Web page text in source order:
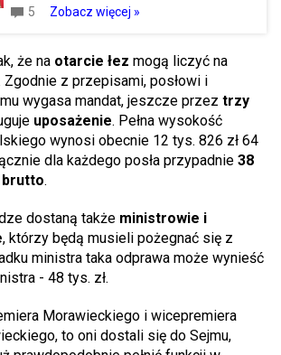
5 Zobacz więcej »
że na otarcie łez mogą liczyć na
Zgodnie z przepisami, posłowi i
wygasa mandat, jeszcze przez trzy
uposażenie. Pełna wysokość
wynosi obecnie 12 tys. 826 zł 64
dla każdego posła przypadnie 38
brutto.
dostaną także ministrowie i
, którzy będą musieli pożegnać się z
ministra taka odprawa może wynieść
- 48 tys. zł.
Morawieckiego i wicepremiera
to oni dostali się do Sejmu,